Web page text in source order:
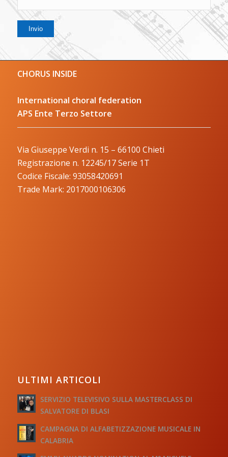
CHORUS INSIDE
International choral federation
APS Ente Terzo Settore
Via Giuseppe Verdi n. 15 – 66100 Chieti
Registrazione n. 12245/17 Serie 1T
Codice Fiscale: 93058420691
Trade Mark: 2017000106306
ULTIMI ARTICOLI
SERVIZIO TELEVISIVO SULLA MASTERCLASS DI
SALVATORE DI BLASI
CAMPAGNA DI ALFABETIZZAZIONE MUSICALE IN
CALABRIA